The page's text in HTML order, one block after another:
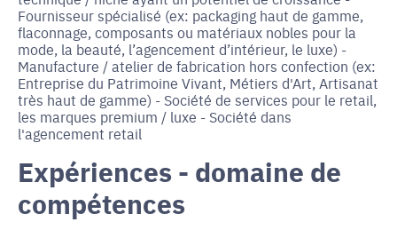
Fournisseur spécialisé (ex: packaging haut de gamme,
flaconnage, composants ou matériaux nobles pour la
mode, la beauté, l’agencement d’intérieur, le luxe) -
Manufacture / atelier de fabrication hors confection (ex:
Entreprise du Patrimoine Vivant, Métiers d'Art, Artisanat
très haut de gamme) - Société de services pour le retail,
les marques premium / luxe - Société dans
l'agencement retail
Expériences - domaine de
compétences